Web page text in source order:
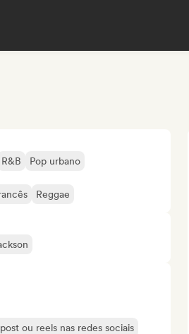
R&B Pop urbano
Reggae
ou reels nas redes sociais